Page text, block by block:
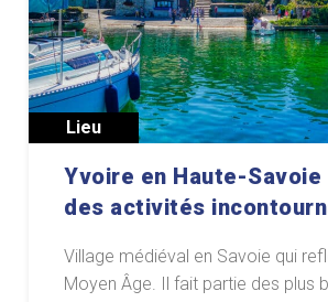
Lieu
Yvoire en Haute-Savoie
des activités
Village médiéval en Savoie qui
Moyen Âge. Il fait partie des plus